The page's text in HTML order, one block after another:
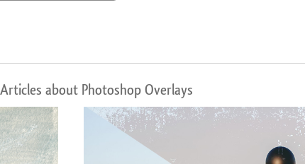
about Photoshop Overlays